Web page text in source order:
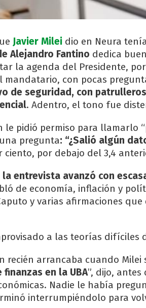
Javier Milei dio en Neura
Alejandro Fantino dedica
la agenda del Presidente,
mandatario, con pocas
de seguridad, con
. Adentro, el tono fue
le pidió permiso para llamarlo
pregunta: “¿Salió algún
ciento, por debajo del 3,4
la entrevista avanzó con
de economía, inflación y
y varias afirmaciones
a las teorías difíciles
recién arrancaba cuando Milei
en la UBA”, dijo,
Nadie le había
interrumpiéndolo para